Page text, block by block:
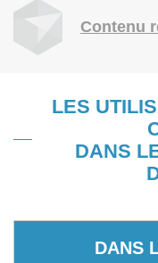
Contenu
LES
DANS
DANS